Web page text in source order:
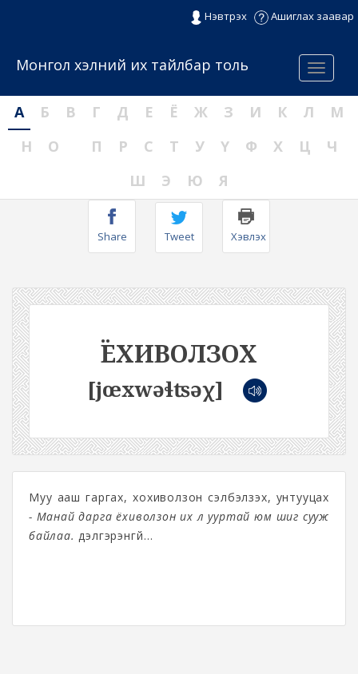
Нэвтрэх Ашиглах заавар
Menu
Монгол хэлний их тайлбар толь
А Б В Г Д Е Ё Ж З И К Л
М
Н
О П Р С Т У Ү Ф Х Ц
Ч
Ш
Э Ю Я
Share Tweet Хэвлэх
ЁХИВОЛЗОХ
[jœxwəɬʦəχ]
Муу ааш гаргах, хохиволзон сэлбэлзэх, унтууцах
- Манай дарга ёхиволзон их л ууртай юм шиг сууж
байлаа. дэлгэрэнгүй...